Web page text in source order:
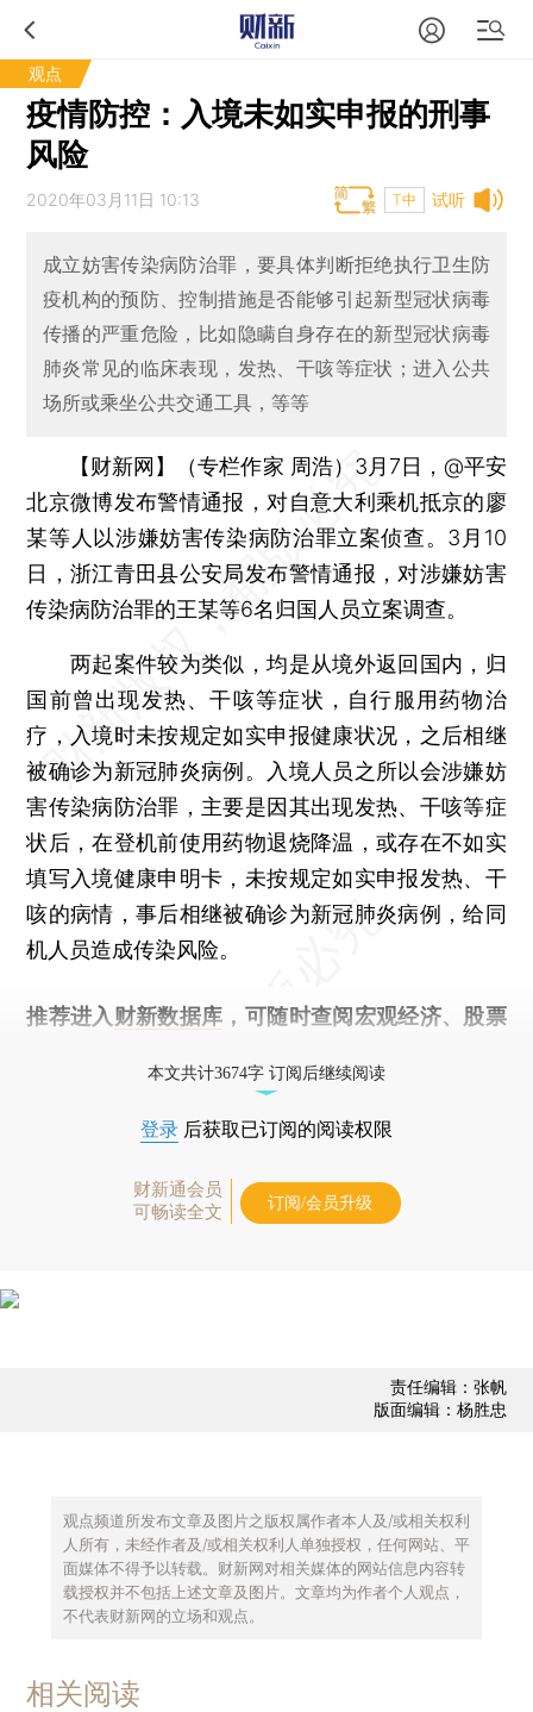
观点
疫情防控：入境未如实申报的刑事
风险
试听
2020年03月11日 10:13 T中
成立妨害传染病防治罪，要具体判断拒绝执行卫生防
疫机构的预防、控制措施是否能够引起新型冠状病毒
传播的严重危险，比如隐瞒自身存在的新型冠状病毒
肺炎常见的临床表现，发热、干咳等症状；进入公共
场所或乘坐公共交通工具，等等
【财新网】（专栏作家 周浩） 3月7日，@平安
北京微博发布警情通报，对自意大利乘机抵京的廖
某等人以涉嫌妨害传染病防治罪立案侦查。3月10
日，浙江青田县公安局发布警情通报，对涉嫌妨害
传染病防治罪的王某等6名归国人员立案调查。
两起案件较为类似，均是从境外返回国内，归
国前曾出现发热、干咳等症状，自行服用药物治
疗，入境时未按规定如实申报健康状况，之后相继
被确诊为新冠肺炎病例。入境人员之所以会涉嫌妨
害传染病防治罪，主要是因其出现发热、干咳等症
状后，在登机前使用药物退烧降温，或存在不如实
填写入境健康申明卡，未按规定如实申报发热、干
咳的病情，事后相继被确诊为新冠肺炎病例，给同
机人员造成传染风险。
推荐进入 财新数据库 ，可随时查阅宏观经济、股票
本文共计3674字 订阅后继续阅读
登录 后获取已订阅的阅读权限
财新通会员
可畅读全文
订阅/会员升级
责任编辑：张帆
版面编辑：杨胜忠
观点频道所发布文章及图片之版权属作者本人及/或相关权利
人所有，未经作者及/或相关权利人单独授权，任何网站、平
面媒体不得予以转载。财新网对相关媒体的网站信息内容转
载授权并不包括上述文章及图片。文章均为作者个人观点，
不代表财新网的立场和观点。
相关阅读